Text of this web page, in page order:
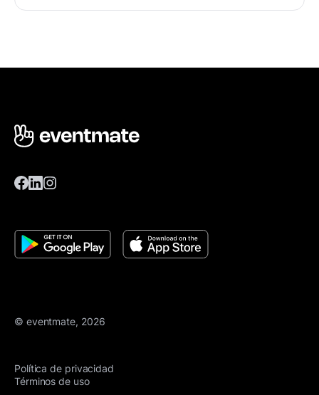
© eventmate, 2026
Política de privacidad
Términos de uso